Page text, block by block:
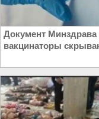
Документ
вакцинаторы